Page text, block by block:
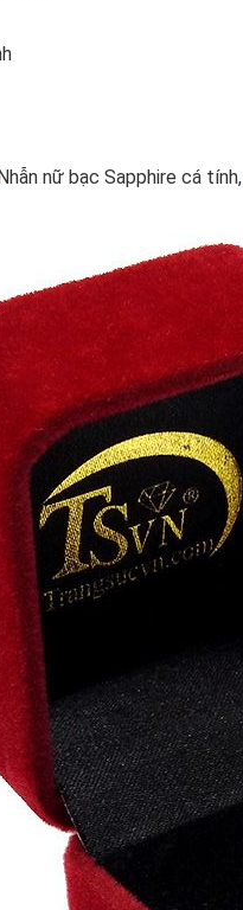
nữ bạc Sapphire cá tính,